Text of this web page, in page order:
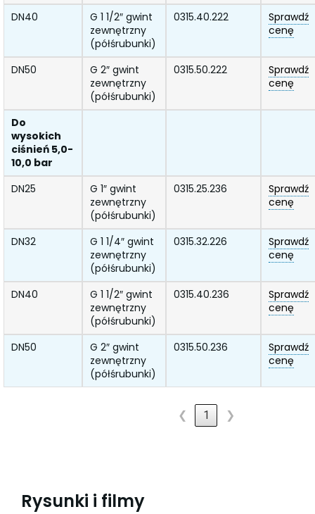
DN40
G 1 1/2″ gwint
zewnętrzny
(półśrubunki)
0315.40.222
Sprawdź
cenę
DN50
G 2″ gwint
zewnętrzny
(półśrubunki)
0315.50.222
Sprawdź
cenę
Do
wysokich
ciśnień 5,0-
10,0 bar
DN25
G 1″ gwint
zewnętrzny
(półśrubunki)
0315.25.236
Sprawdź
cenę
DN32
G 1 1/4″ gwint
zewnętrzny
(półśrubunki)
0315.32.226
Sprawdź
cenę
DN40
G 1 1/2″ gwint
zewnętrzny
(półśrubunki)
0315.40.236
Sprawdź
cenę
DN50
G 2″ gwint
zewnętrzny
(półśrubunki)
0315.50.236
Sprawdź
cenę
❮ 1 ❯
Rysunki i filmy